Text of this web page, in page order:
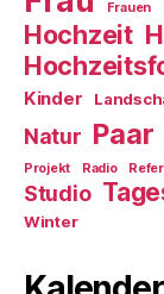
Frauen
Hochzeit
Kinder
Natur Paar
Projekt Radio
Studio
Winter